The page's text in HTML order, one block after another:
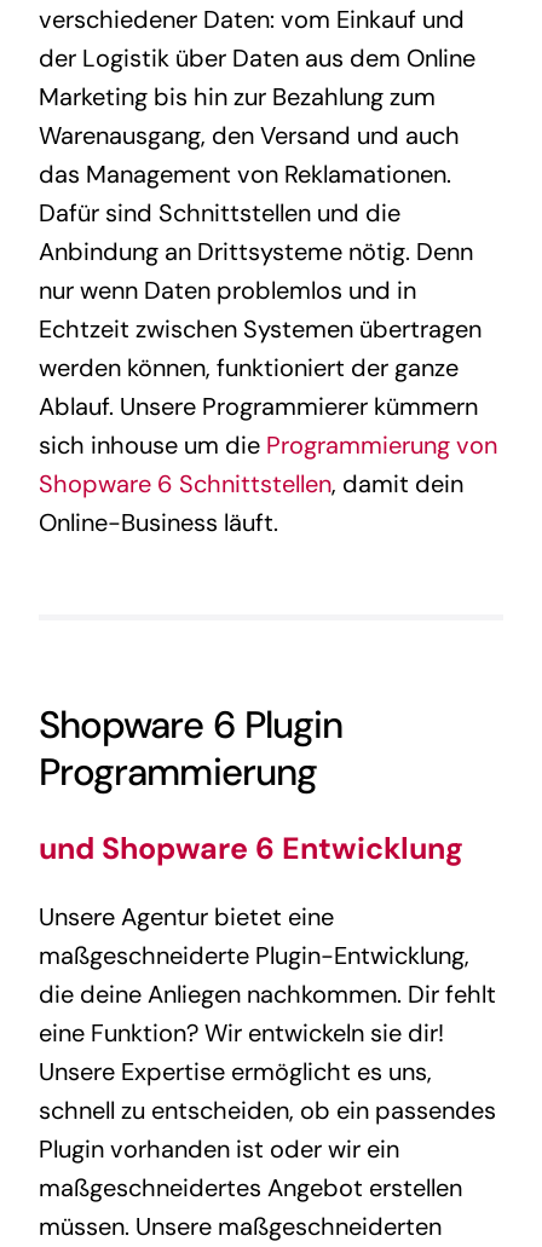
verschiedener Daten: vom Einkauf und
der Logistik über Daten aus dem Online
Marketing bis hin zur Bezahlung zum
Warenausgang, den Versand und auch
das Management von Reklamationen.
Dafür sind Schnittstellen und die
Anbindung an Drittsysteme nötig. Denn
nur wenn Daten problemlos und in
Echtzeit zwischen Systemen übertragen
werden können, funktioniert der ganze
Ablauf. Unsere Programmierer kümmern
sich inhouse um die Programmierung von
Shopware 6 Schnittstellen, damit dein
Online-Business läuft.
Shopware 6 Plugin
Programmierung
und Shopware 6 Entwicklung
Unsere Agentur bietet eine
maßgeschneiderte Plugin-Entwicklung,
die deine Anliegen nachkommen. Dir fehlt
eine Funktion? Wir entwickeln sie dir!
Unsere Expertise ermöglicht es uns,
schnell zu entscheiden, ob ein passendes
Plugin vorhanden ist oder wir ein
maßgeschneidertes Angebot erstellen
müssen. Unsere maßgeschneiderten